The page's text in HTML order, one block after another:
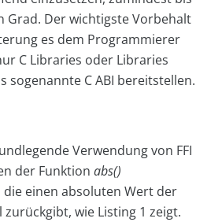
Grad. Der wichtigste Vorbehalt
es dem Programmierer
C Libraries oder Libraries
sogenannte C ABI bereitstellen.
Verwendung von FFI
der Funktion abs()
einen absoluten Wert der
zurückgibt, wie Listing 1 zeigt.